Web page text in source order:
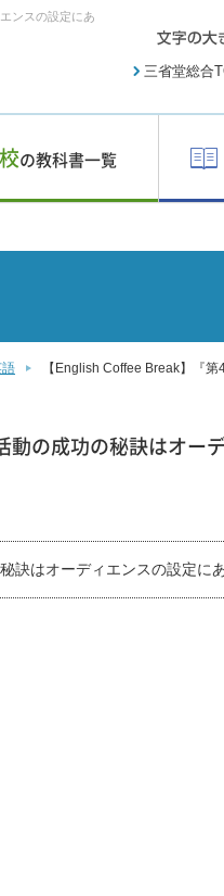
ンスの設定にあ
三省堂総合
の教科書一覧
【English Coffee Break】『
動の成功の秘訣はオー
訣はオーディエンスの設定に